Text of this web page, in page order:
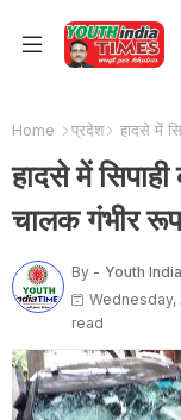
Home प्रदेश हादसे में
हादसे में सिपाही
चालक गंभीर
By - Youth
Wednesday,
read